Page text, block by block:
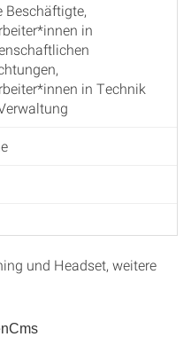
Beschäftigte,
in
in Technik
und Headset, weitere